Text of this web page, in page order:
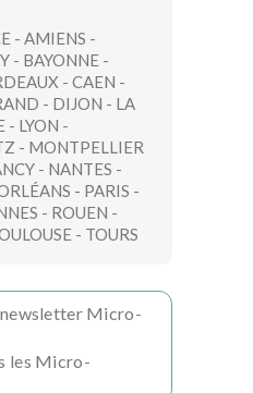
- AMIENS -
- BAYONNE -
- CAEN -
- DIJON - LA
- LYON -
- MONTPELLIER
- NANTES -
- PARIS -
- ROUEN -
- TOURS
newsletter Micro-
les Micro-